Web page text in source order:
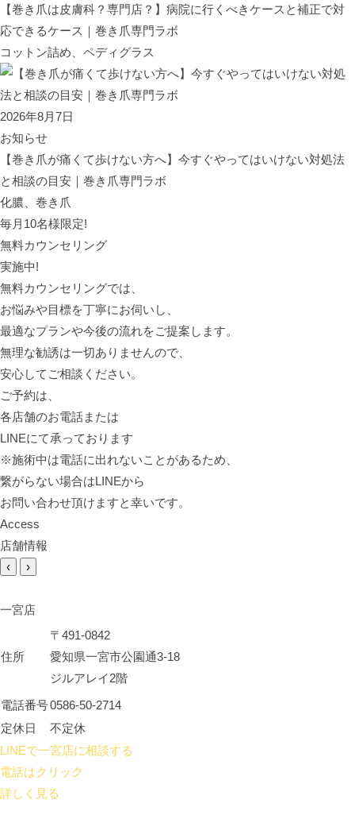
【巻き爪は皮膚科？専門店？】病院に行くべきケースと補正で対
応できるケース｜巻き爪専門ラボ
コットン詰め、ペディグラス
2026年8月7日
お知らせ
【巻き爪が痛くて歩けない方へ】今すぐやってはいけない対処法
と相談の目安｜巻き爪専門ラボ
化膿、巻き爪
毎月10名様限定!
無料カウンセリング
実施中!
無料カウンセリングでは、
お悩みや目標を丁寧にお伺いし、
最適なプランや今後の流れをご提案します。
無理な勧誘は一切ありませんので、
安心してご相談ください。
ご予約は、
各店舗のお電話または
LINEにて承っております
※施術中は電話に出れないことがあるため、
繋がらない場合はLINEから
お問い合わせ頂けますと幸いです。
Access
店舗情報
‹
›
一宮店
住所
〒491-0842
愛知県一宮市公園通3-18
ジルアレイ2階
電話番号0586-50-2714
定休日
不定休
LINEで一宮店に相談する
電話はクリック
詳しく見る